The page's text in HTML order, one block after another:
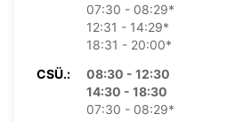
07:30 - 08:29*
12:31 - 14:29*
18:31 - 20:00*
CSÜ.:
08:30 - 12:30
14:30 - 18:30
07:30 - 08:29*